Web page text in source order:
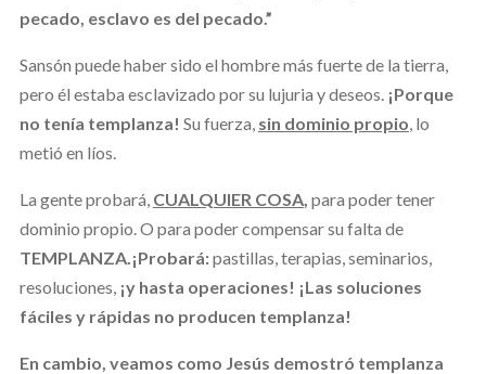
pecado, esclavo es del pecado.”
Sansón puede haber sido el hombre más fuerte de la tierra,
pero él estaba esclavizado por su lujuria y deseos. ¡Porque
no tenía templanza! Su fuerza, sin dominio propio, lo
metió en líos.
La gente probará, CUALQUIER COSA, para poder tener
dominio propio. O para poder compensar su falta de
TEMPLANZA.¡Probará:pastillas, terapias, seminarios,
resoluciones, ¡y hasta operaciones! ¡Las soluciones
fáciles y rápidas no producen templanza!
En cambio, veamos como Jesús demostró templanza